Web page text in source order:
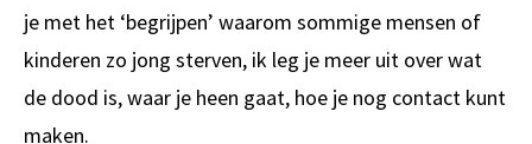
je met het ‘begrijpen’ waarom sommige mensen of
kinderen zo jong sterven, ik leg je meer uit over wat
de dood is, waar je heen gaat, hoe je nog contact kunt
maken.